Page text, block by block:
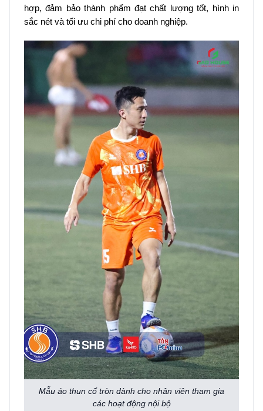
hợp, đảm bảo thành phẩm đạt chất lượng tốt, hình in
sắc nét và tối ưu chi phí cho doanh nghiệp.
Mẫu áo thun cổ tròn dành cho nhân viên tham gia
các hoạt động nội bộ